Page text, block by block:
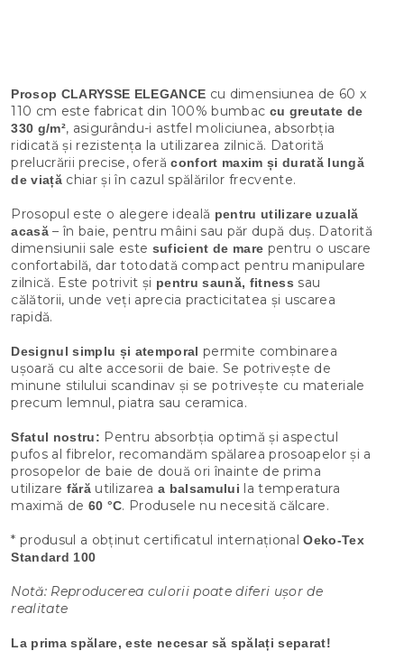
Prosop CLARYSSE ELEGANCE cu dimensiunea de 60 x
110 cm este fabricat din 100% bumbac cu greutate de
330 g/m², asigurându-i astfel moliciunea, absorbția
ridicată și rezistența la utilizarea zilnică. Datorită
prelucrării precise, oferăconfort maxim și durată lungă
de viațăchiar și în cazul spălărilor frecvente.
Prosopul este o alegere ideală pentru utilizare uzuală
acasă– în baie, pentru mâini sau păr după duș. Datorită
dimensiunii sale este suficient de mare pentru o uscare
confortabilă, dar totodată compact pentru manipulare
zilnică. Este potrivit și pentru saună, fitness sau
călătorii, unde veți aprecia practicitatea și uscarea
rapidă.
Designul simplu și atemporal permite combinarea
ușoară cu alte accesorii de baie. Se potrivește de
minune stilului scandinav și se potrivește cu materiale
precum lemnul, piatra sau ceramica.
Sfatul nostru: Pentru absorbția optimă și aspectul
pufos al fibrelor, recomandăm spălarea prosoapelor și a
prosopelor de baie de două ori înainte de prima
utilizare fărăutilizarea a balsamului la temperatura
maximă de 60 °C. Produsele nu necesită călcare.
* produsul a obținut certificatul internaționalOeko-Tex
Standard 100
Notă: Reproducerea culorii poate diferi ușor de
realitate
La prima spălare, este necesar să spălați separat!